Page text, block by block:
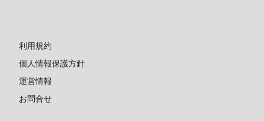
利用規約
個人情報保護方針
運営情報
お問合せ